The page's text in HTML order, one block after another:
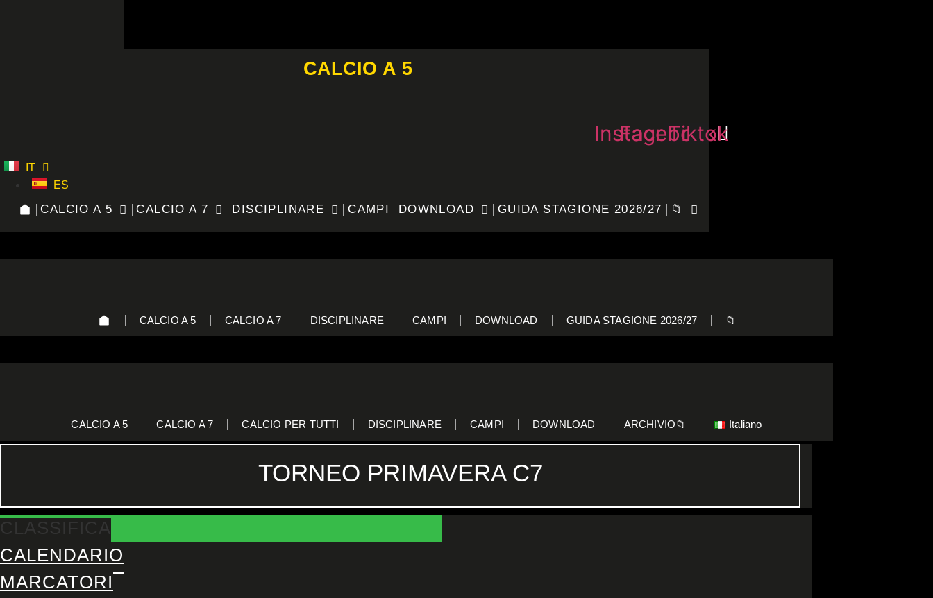
CALCIO A 5
Instagram
Facebook
Tiktok
IT
ES
CALCIO A 5 CALCIO A 7 DISCIPLINARE CAMPI DOWNLOAD GUIDA STAGIONE 2026/27 📁
CALCIO A 5 CALCIO A 7 DISCIPLINARE CAMPI DOWNLOAD GUIDA STAGIONE 2026/27 📁
CALCIO A 5 CALCIO A 7 CALCIO PER TUTTI DISCIPLINARE CAMPI DOWNLOAD ARCHIVIO📁 Italiano
TORNEO PRIMAVERA C7
CLASSIFICA
CALENDARIO
MARCATORI